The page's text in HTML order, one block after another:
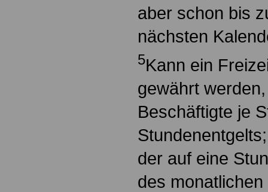
aber schon bis
nächsten
5Kann ein
gewährt
Beschäftigte je
der auf eine
des